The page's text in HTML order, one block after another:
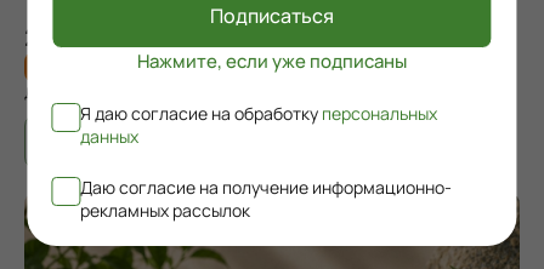
2 900 ₽
Для участников
Подписаться
Нажмите, если уже подписаны
Я даю согласие на обработку персональных
данных
Даю согласие на получение информационно-
рекламных рассылок